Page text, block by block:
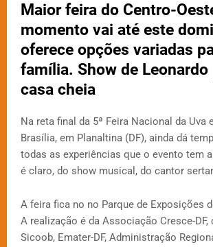
Maior feira do Centro-
momento vai até este
oferece opções variadas
família. Show de
casa cheia
Na reta final da 5ª Feira Nacional da Uva
Brasília, em Planaltina (DF), ainda dá
todas as experiências que o evento tem
é claro, do show musical, do cantor
A feira fica no no Parque de Exposições
A realização é da Associação Cresce-
Sicoob, Emater-DF, Administração